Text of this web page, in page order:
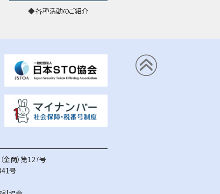
各種活動のご紹介
商）第127号
号